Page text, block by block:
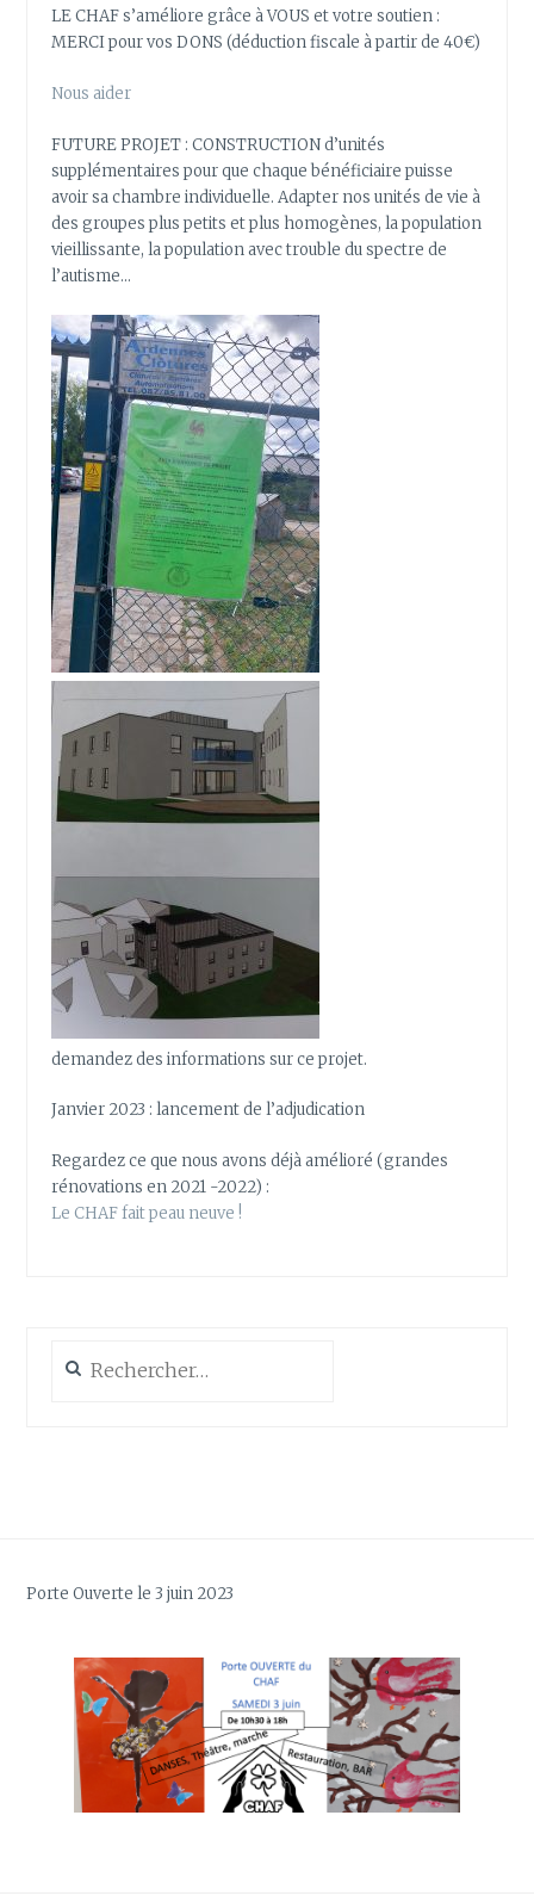
LE CHAF s’améliore grâce à VOUS et votre soutien :
MERCI pour vos DONS (déduction fiscale à partir de 40€)
Nous aider
FUTURE PROJET : CONSTRUCTION d’unités
supplémentaires pour que chaque bénéficiaire puisse
avoir sa chambre individuelle. Adapter nos unités de vie à
des groupes plus petits et plus homogènes, la population
vieillissante, la population avec trouble du spectre de
l’autisme…
demandez des informations sur ce projet.
Janvier 2023 : lancement de l’adjudication
Regardez ce que nous avons déjà amélioré (grandes
rénovations en 2021 -2022) :
Le CHAF fait peau neuve !
Porte Ouverte le 3 juin 2023